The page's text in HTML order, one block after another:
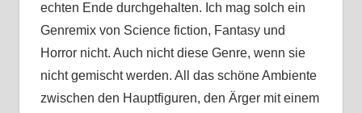
echten Ende durchgehalten. Ich mag solch ein
Genremix von Science fiction, Fantasy und
Horror nicht. Auch nicht diese Genre, wenn sie
nicht gemischt werden. All das schöne Ambiente
zwischen den Hauptfiguren, den Ärger mit einem